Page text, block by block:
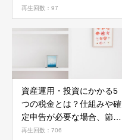
説
再生回数：97
資産運用・投資にかかる5
つの税金とは？仕組みや確
定申告が必要な場合、節税
する方法を解説
再生回数：706